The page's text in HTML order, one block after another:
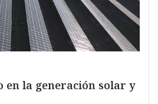
en la generación solar y